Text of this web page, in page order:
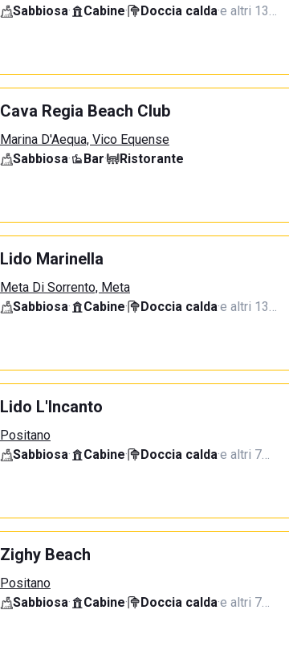
Sabbiosa· Cabine· Doccia calda·e altri 13…
Cava Regia Beach Club
Marina D'Aequa, Vico Equense
Sabbiosa· Bar·
Ristorante
Lido Marinella
Meta Di Sorrento, Meta
Sabbiosa· Cabine· Doccia calda·e altri 13…
Lido L'Incanto
Positano
Sabbiosa· Cabine· Doccia calda·e altri 7…
Zighy Beach
Positano
Sabbiosa· Cabine· Doccia calda·e altri 7…